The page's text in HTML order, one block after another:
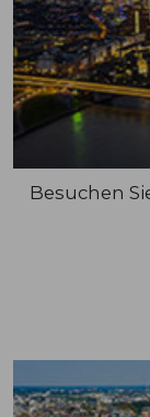
Besuchen